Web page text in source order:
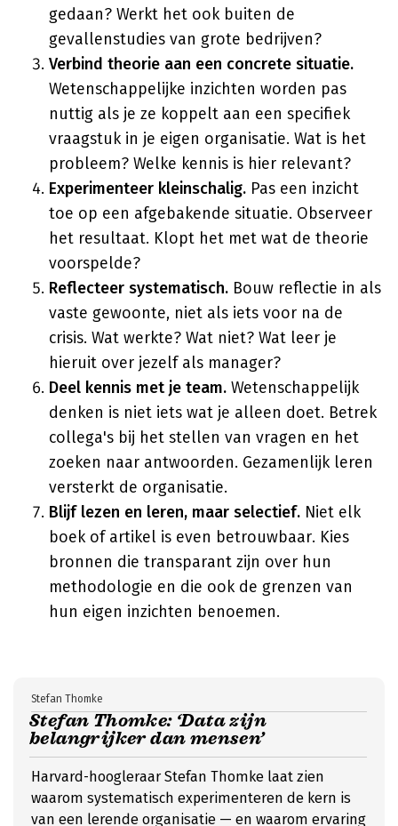
gedaan? Werkt het ook buiten de
gevallenstudies van grote bedrijven?
Verbind theorie aan een concrete situatie.
Wetenschappelijke inzichten worden pas
nuttig als je ze koppelt aan een specifiek
vraagstuk in je eigen organisatie. Wat is het
probleem? Welke kennis is hier relevant?
Experimenteer kleinschalig. Pas een inzicht
toe op een afgebakende situatie. Observeer
het resultaat. Klopt het met wat de theorie
voorspelde?
Reflecteer systematisch. Bouw reflectie in als
vaste gewoonte, niet als iets voor na de
crisis. Wat werkte? Wat niet? Wat leer je
hieruit over jezelf als manager?
Deel kennis met je team. Wetenschappelijk
denken is niet iets wat je alleen doet. Betrek
collega's bij het stellen van vragen en het
zoeken naar antwoorden. Gezamenlijk leren
versterkt de organisatie.
Blijf lezen en leren, maar selectief. Niet elk
boek of artikel is even betrouwbaar. Kies
bronnen die transparant zijn over hun
methodologie en die ook de grenzen van
hun eigen inzichten benoemen.
Stefan Thomke: ‘Data zijn
belangrijker dan mensen’
Stefan Thomke
Harvard-hoogleraar Stefan Thomke laat zien
waarom systematisch experimenteren de kern is
van een lerende organisatie — en waarom ervaring